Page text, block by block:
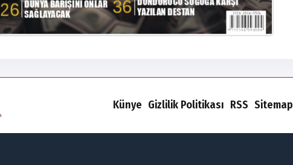
Künye Gizlilik Politikası RSS Sitemap